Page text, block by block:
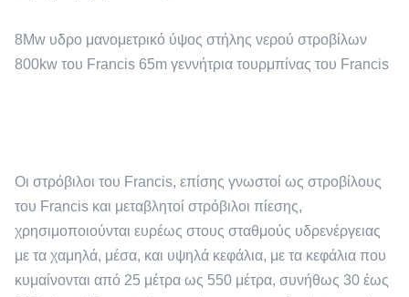
8Mw υδρο μανομετρικό ύψος στήλης νερού στροβίλων
800kw του Francis 65m γεννήτρια τουρμπίνας του Francis
Οι στρόβιλοι του Francis, επίσης γνωστοί ως στροβίλους
του Francis και μεταβλητοί στρόβιλοι πίεσης,
χρησιμοποιούνται ευρέως στους σταθμούς υδρενέργειας
με τα χαμηλά, μέσα, και υψηλά κεφάλια, με τα κεφάλια που
κυμαίνονται από 25 μέτρα ως 550 μέτρα, συνήθως 30 έως